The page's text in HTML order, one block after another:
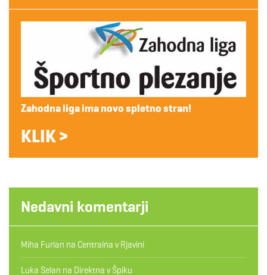
Zahodna liga ima novo spletno stran!
KLIK >
Nedavni komentarji
Miha Furlan na Centralna v Rjavini
Luka Selan na Direktna v Špiku